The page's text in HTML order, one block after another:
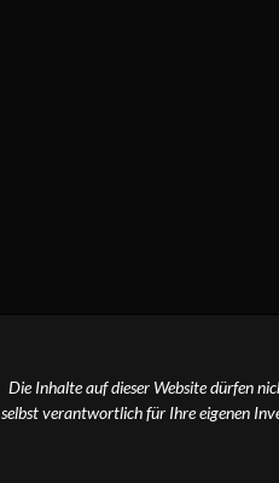
Die Inhalte auf dieser Website dürfen
selbst verantwortlich für Ihre eigenen